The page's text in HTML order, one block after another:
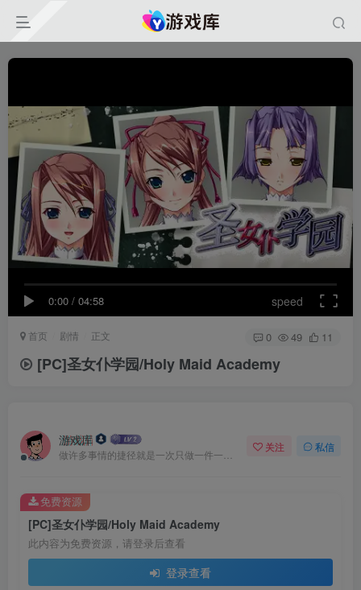
0:00 / 04:58 speed
首页 剧情 正文 0 49 11
[PC]圣女仆学园/Holy Maid Academy
游戏库 关注 私信
[PC]圣女仆学园/Holy Maid Academy
此内容为免费资源，请登录后查看
登录查看
免费资源